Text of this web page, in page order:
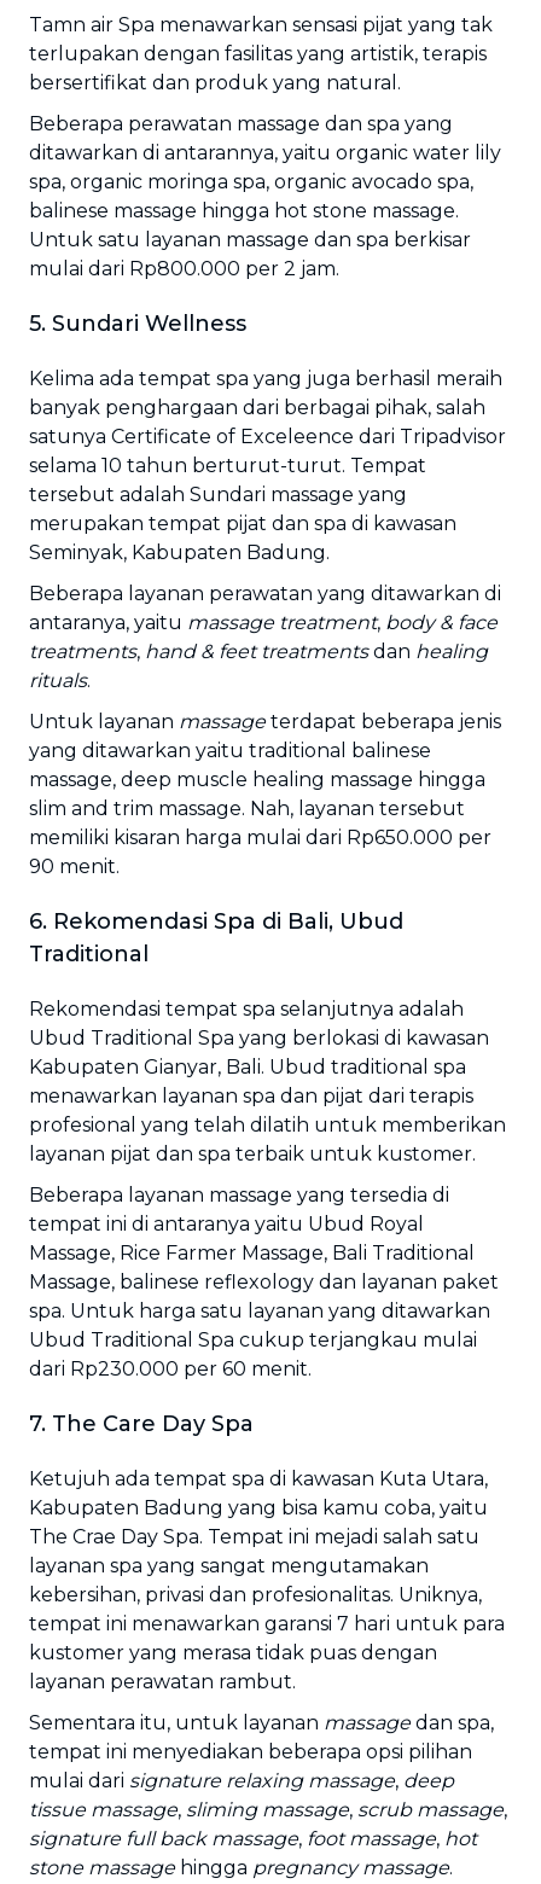
Tamn air Spa menawarkan sensasi pijat yang tak
terlupakan dengan fasilitas yang artistik, terapis
bersertifikat dan produk yang natural.
Beberapa perawatan massage dan spa yang
ditawarkan di antarannya, yaitu organic water lily
spa, organic moringa spa, organic avocado spa,
balinese massage hingga hot stone massage.
Untuk satu layanan massage dan spa berkisar
mulai dari Rp800.000 per 2 jam.
5. Sundari Wellness
Kelima ada tempat spa yang juga berhasil meraih
banyak penghargaan dari berbagai pihak, salah
satunya Certificate of Exceleence dari Tripadvisor
selama 10 tahun berturut-turut. Tempat
tersebut adalah Sundari massage yang
merupakan tempat pijat dan spa di kawasan
Seminyak, Kabupaten Badung.
Beberapa layanan perawatan yang ditawarkan di
antaranya, yaitu massage treatment, body & face
treatments, hand & feet treatmentsdan healing
rituals.
Untuk layanan massageterdapat beberapa jenis
yang ditawarkan yaitu traditional balinese
massage, deep muscle healing massage hingga
slim and trim massage. Nah, layanan tersebut
memiliki kisaran harga mulai dari Rp650.000 per
90 menit.
6. Rekomendasi Spa di Bali, Ubud
Traditional
Rekomendasi tempat spa selanjutnya adalah
Ubud Traditional Spa yang berlokasi di kawasan
Kabupaten Gianyar, Bali. Ubud traditional spa
menawarkan layanan spa dan pijat dari terapis
profesional yang telah dilatih untuk memberikan
layanan pijat dan spa terbaik untuk kustomer.
Beberapa layanan massage yang tersedia di
tempat ini di antaranya yaitu Ubud Royal
Massage, Rice Farmer Massage, Bali Traditional
Massage, balinese reflexology dan layanan paket
spa. Untuk harga satu layanan yang ditawarkan
Ubud Traditional Spa cukup terjangkau mulai
dari Rp230.000 per 60 menit.
7. The Care Day Spa
Ketujuh ada tempat spa di kawasan Kuta Utara,
Kabupaten Badung yang bisa kamu coba, yaitu
The Crae Day Spa. Tempat ini mejadi salah satu
layanan spa yang sangat mengutamakan
kebersihan, privasi dan profesionalitas. Uniknya,
tempat ini menawarkan garansi 7 hari untuk para
kustomer yang merasa tidak puas dengan
layanan perawatan rambut.
Sementara itu, untuk layanan massagedan spa,
tempat ini menyediakan beberapa opsi pilihan
mulai dari signature relaxing massage, deep
tissue massage, sliming massage, scrub massage,
signature full back massage, foot massage, hot
stone massagehingga pregnancy massage.